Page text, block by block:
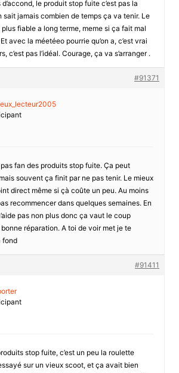
d’accond, le produit stop fuite c’est pas la
sait jamais combien de temps ça va tenir. Le
plus fiable a long terme, meme si ça fait mal
avec la méetéeo pourrie qu’on a, c’est vrai
c’est pas l’idéal. Courage, ça va s’arranger .
#91371
pas fan des produits stop fuite. Ça peut
souvent ça finit par ne pas tenir. Le mieux
direct même si çà coûte un peu. Au moins
recommencer dans quelques semaines. En
pas non plus donc ça vaut le coup
bonne réparation. A toi de voir met je te
fond
#91411
stop fuite, c’est un peu la roulette
sur un vieux scoot, et ça avait bien